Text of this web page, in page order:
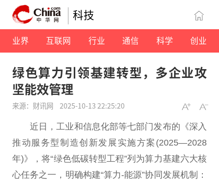
科技
业界 互联网 行业 通信 科学 创业
绿色算力引领基建转型，多企业攻
坚能效管理
来源：财讯网 2025-10-13 22:25:20
近日，工业和信息化部等七部门发布的《深入
推动服务型制造创新发展实施方案(2025—2028
年)》，将“绿色低碳转型工程”列为算力基建六大核
心任务之一，明确构建“算力-能源”协同发展机制：